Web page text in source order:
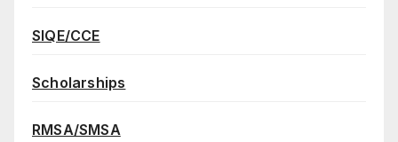
SIQE/CCE
Scholarships
RMSA/SMSA